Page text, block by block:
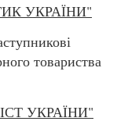
УКРАЇНИ"
товариства
УКРАЇНИ"